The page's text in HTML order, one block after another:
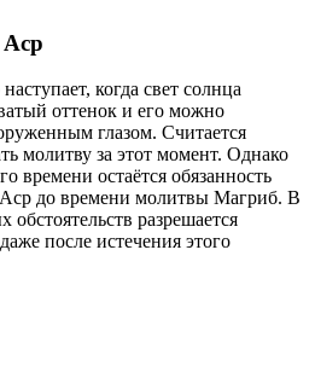
когда свет солнца
оттенок и его можно
глазом. Считается
молитву за этот момент. Однако
времени остаётся обязанность
до времени молитвы Магриб. В
обстоятельств разрешается
после истечения этого